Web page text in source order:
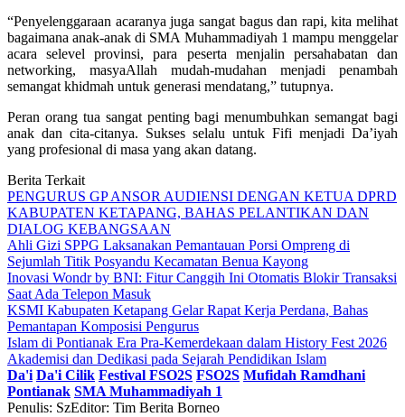
“Penyelenggaraan acaranya juga sangat bagus dan rapi, kita melihat
bagaimana anak-anak di SMA Muhammadiyah 1 mampu menggelar
acara selevel provinsi, para peserta menjalin persahabatan dan
networking, masyaAllah mudah-mudahan menjadi penambah
semangat khidmah untuk generasi mendatang,” tutupnya.
Peran orang tua sangat penting bagi menumbuhkan semangat bagi
anak dan cita-citanya. Sukses selalu untuk Fifi menjadi Da’iyah
yang profesional di masa yang akan datang.
Berita Terkait
PENGURUS GP ANSOR AUDIENSI DENGAN KETUA DPRD
KABUPATEN KETAPANG, BAHAS PELANTIKAN DAN
DIALOG KEBANGSAAN
Ahli Gizi SPPG Laksanakan Pemantauan Porsi Ompreng di
Sejumlah Titik Posyandu Kecamatan Benua Kayong
Inovasi Wondr by BNI: Fitur Canggih Ini Otomatis Blokir Transaksi
Saat Ada Telepon Masuk
KSMI Kabupaten Ketapang Gelar Rapat Kerja Perdana, Bahas
Pemantapan Komposisi Pengurus
Islam di Pontianak Era Pra-Kemerdekaan dalam History Fest 2026
Akademisi dan Dedikasi pada Sejarah Pendidikan Islam
Da'i Da'i Cilik Festival FSO2S FSO2S Mufidah Ramdhani
Pontianak SMA Muhammadiyah 1
Penulis: SzEditor: Tim Berita Borneo